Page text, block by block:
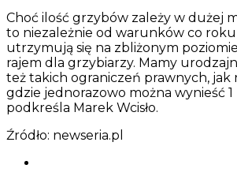
Choć ilość grzybów zależy w dużej
to niezależnie od warunków co
utrzymują się na zbliżonym
rajem dla grzybiarzy. Mamy
też takich ograniczeń prawnych, jak
gdzie jednorazowo można wynieść
podkreśla Marek Wcisło.
Źródło: newseria.pl